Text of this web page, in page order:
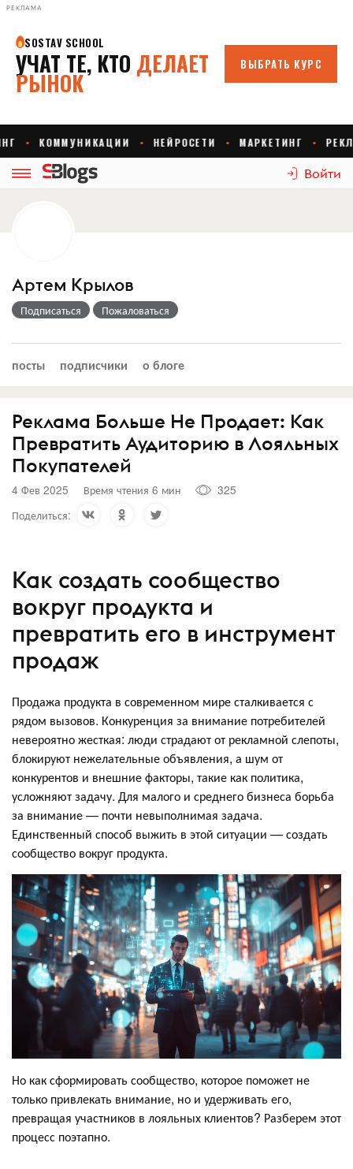
РЕКЛАМА
Войти
Артем Крылов
Подписаться Пожаловаться
посты подписчики о блоге
Реклама Больше Не Продает: Как
Превратить Аудиторию в Лояльных
Покупателей
4 Фев 2025 Время чтения 6 мин
325
Поделиться:
Как создать сообщество
вокруг продукта и
превратить его в инструмент
продаж
Продажа продукта в современном мире сталкивается с
рядом вызовов. Конкуренция за внимание потребителей
невероятно жесткая: люди страдают от рекламной слепоты,
блокируют нежелательные объявления, а шум от
конкурентов и внешние факторы, такие как политика,
усложняют задачу. Для малого и среднего бизнеса борьба
за внимание — почти невыполнимая задача.
Единственный способ выжить в этой ситуации — создать
сообщество вокруг продукта.
Но как сформировать сообщество, которое поможет не
только привлекать внимание, но и удерживать его,
превращая участников в лояльных клиентов? Разберем этот
процесс поэтапно.